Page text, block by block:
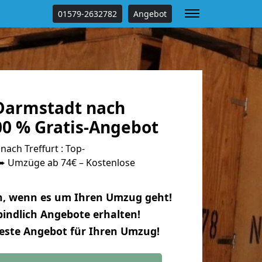
01579-2632782 Angebot
nach
% Gratis-Angebot
Treffurt : Top-
ab 74€ – Kostenlose
wenn es um Ihren Umzug geht!
Angebote erhalten!
Angebot für Ihren Umzug!